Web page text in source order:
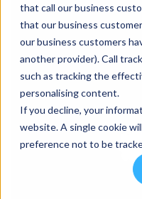
that call our business
that our business
our business customers
another provider). Call
such as tracking the
personalising content.
If you decline, your
website. A single cookie
preference not to be